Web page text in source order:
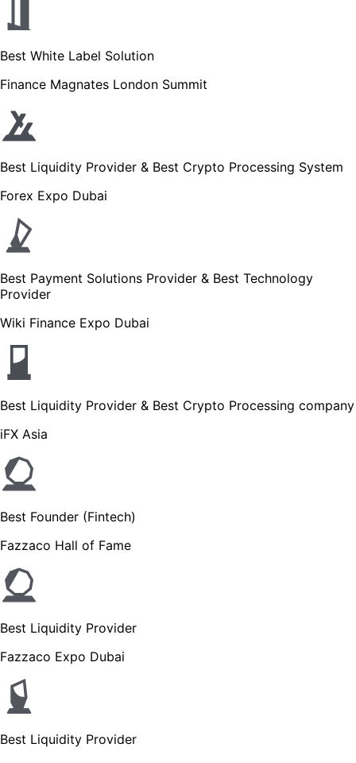
Best White Label Solution
Finance Magnates London Summit
Best Liquidity Provider & Best Crypto Processing System
Forex Expo Dubai
Best Payment Solutions Provider & Best Technology
Provider
Wiki Finance Expo Dubai
Best Liquidity Provider & Best Crypto Processing company
iFX Asia
Best Founder (Fintech)
Fazzaco Hall of Fame
Best Liquidity Provider
Fazzaco Expo Dubai
Best Liquidity Provider